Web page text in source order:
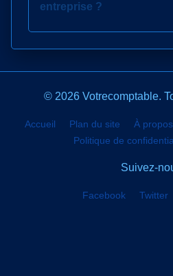
entreprise ?
© 2026 Votrecomptable.
Accueil Plan du site À propos
Politique de
Suivez-
Facebook Twitter